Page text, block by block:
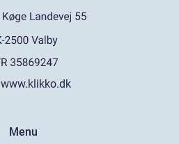
www.klikko.dk
Menu